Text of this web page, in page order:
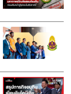
ยังไม่กล้าที่จะ
พันธ์ที่ดีต่อกันอยู่
ละชุบเลี้ยงจน
ด้วยสีหน้าที่ยิ้ม